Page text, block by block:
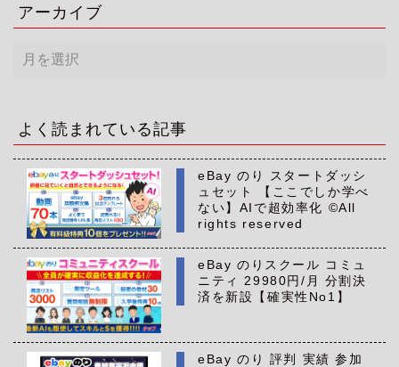
アーカイブ
ー
ブ
よく読まれている記事
eBay のり スタートダッシ
ュセット 【ここでしか学べ
ない】AIで超効率化 ©All
rights reserved
eBay のりスクール コミュ
ニティ 29980円/月 分割決
済を新設【確実性No1】
eBay のり 評判 実績 参加